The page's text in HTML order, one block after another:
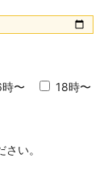
〜 18時〜
い。